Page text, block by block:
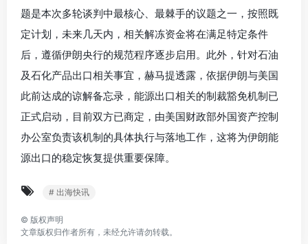
题是本次多轮谈判中最核心、最棘手的议题之一，按照既
定计划，未来几天内，相关解冻资金将在满足特定条件
后，遵循伊朗央行的规范程序逐步启用。此外，针对石油
及石化产品出口相关事宜，赫马提透露，依据伊朗与美国
此前达成的谅解备忘录，能源出口相关的制裁豁免机制已
正式启动，目前双方已商定，由美国财政部外国资产控制
办公室负责该机制的具体执行与落地工作，这将为伊朗能
源出口的稳定恢复提供重要保障。
# 出海快讯
© 版权声明
文章版权归作者所有，未经允许请勿转载。